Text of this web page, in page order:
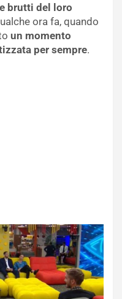
brutti del loro
ora fa, quando
un momento
per sempre.